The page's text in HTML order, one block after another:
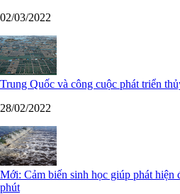
02/03/2022
Trung Quốc và công cuộc phát triển
28/02/2022
Mới: Cảm biến sinh học giúp phát hiện
phút